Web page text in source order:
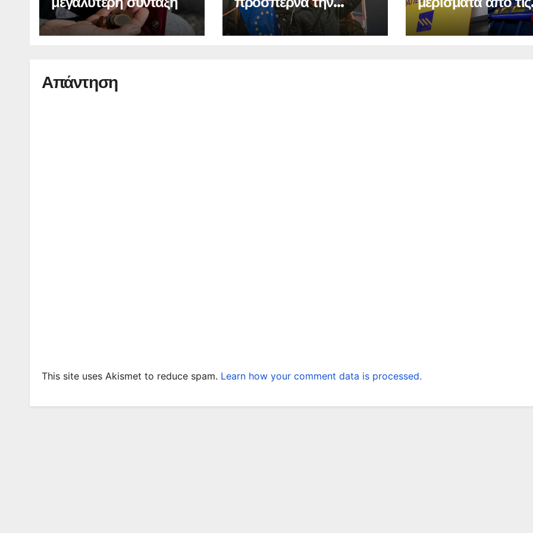
Ελλάδα στην
οικονομία
τράπεζες
Απάντηση
This site uses Akismet to reduce spam. Learn how your comment data is processed.